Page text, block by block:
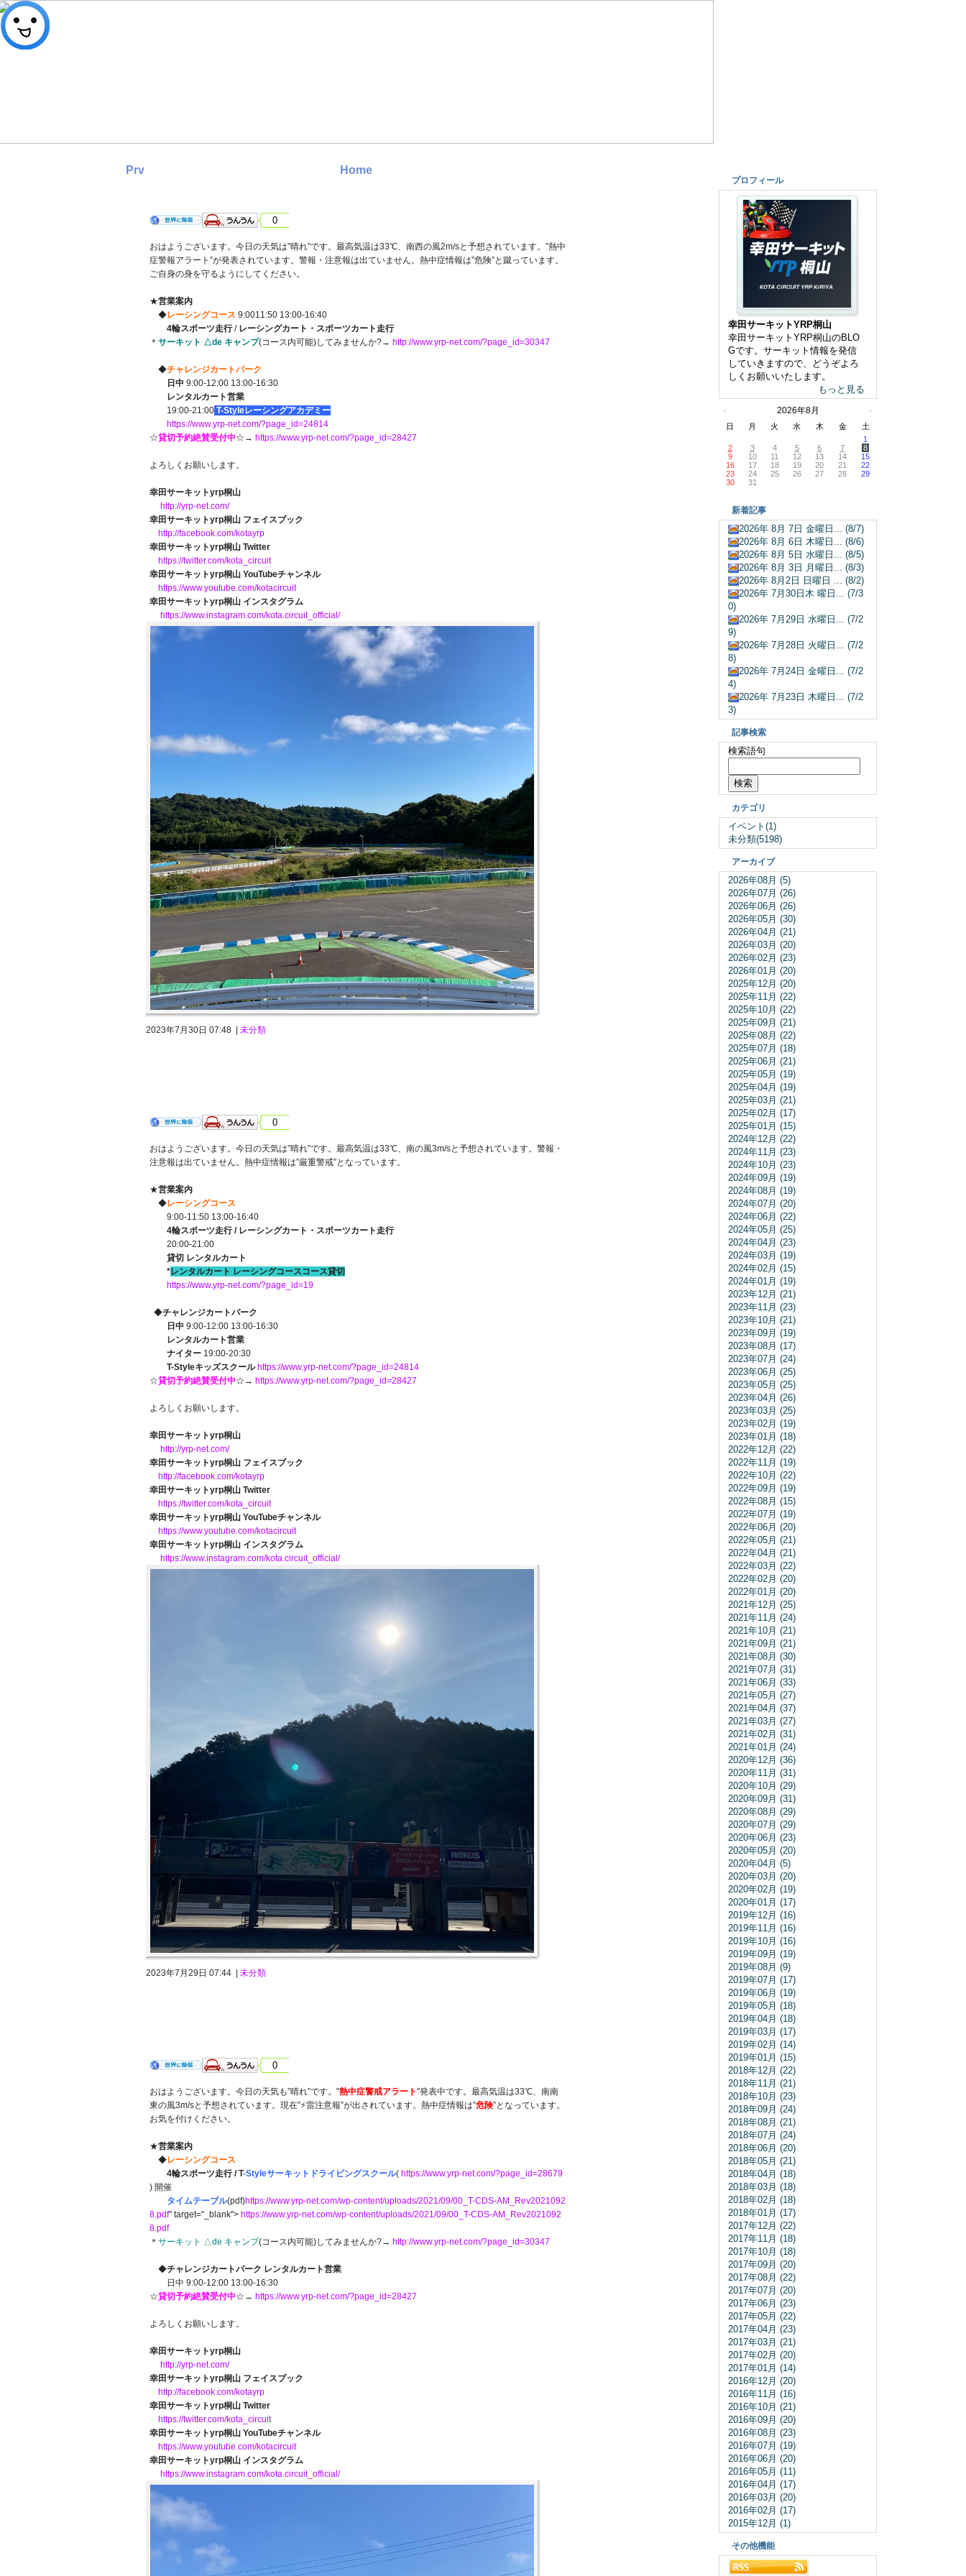
Prv Home
0
おはようございます。今日の天気は”晴れ”です。最高気温は33℃、南西の風2m/sと予想されています。”熱中
症警報アラート”が発表されています。警報・注意報は出ていません。熱中症情報は”危険”と蹴っています。
ご自身の身を守るようにしてください。
★営業案内
◆レーシングコース 9:0011:50 13:00-16:40
4輪スポーツ走行/ レーシングカート・スポーツカート走行
＊ サーキット △de キャンプ(コース内可能)してみませんか?→ http://www.yrp-net.com/?page_id=30347
◆チャレンジカートパーク
日中 9:00-12:00 13:00-16:30
レンタルカート営業
19:00-21:00 T-Styleレーシングアカデミー
https://www.yrp-net.com/?page_id=24814
☆貸切予約絶賛受付中☆→ https://www.yrp-net.com/?page_id=28427
よろしくお願いします。
幸田サーキットyrp桐山
http://yrp-net.com/
幸田サーキットyrp桐山 フェイスブック
http://facebook.com/kotayrp
幸田サーキットyrp桐山 Twitter
https://twitter.com/kota_circuit
幸田サーキットyrp桐山 YouTubeチャンネル
https://www.youtube.com/kotacircuit
幸田サーキットyrp桐山 インスタグラム
https://www.instagram.com/kota.circuit_official/
2023年7月30日 07:48 | 未分類
0
おはようございます。今日の天気は”晴れ”です。最高気温は33℃、南の風3m/sと予想されています。警報・
注意報は出ていません。熱中症情報は”厳重警戒”となっています。
★営業案内
◆レーシングコース
9:00-11:50 13:00-16:40
4輪スポーツ走行 / レーシングカート・スポーツカート走行
20:00-21:00
貸切 レンタルカート
*レンタルカート レーシングコースコース貸切
https://www.yrp-net.com/?page_id=19
◆チャレンジカートパーク
日中 9:00-12:00 13:00-16:30
レンタルカート営業
ナイター 19:00-20:30
T-Styleキッズスクール https://www.yrp-net.com/?page_id=24814
☆貸切予約絶賛受付中☆→ https://www.yrp-net.com/?page_id=28427
よろしくお願いします。
幸田サーキットyrp桐山
http://yrp-net.com/
幸田サーキットyrp桐山 フェイスブック
http://facebook.com/kotayrp
幸田サーキットyrp桐山 Twitter
https://twitter.com/kota_circuit
幸田サーキットyrp桐山 YouTubeチャンネル
https://www.youtube.com/kotacircuit
幸田サーキットyrp桐山 インスタグラム
https://www.instagram.com/kota.circuit_official/
2023年7月29日 07:44 | 未分類
0
おはようございます。今日の天気も”晴れ”です。"熱中症警戒アラート"発表中です。最高気温は33℃、南南
東の風3m/sと予想されています。現在”⚡雷注意報”が出されています。熱中症情報は”危険”となっています。
お気を付けください。
★営業案内
◆レーシングコース
4輪スポーツ走行 / T-Styleサーキットドライビングスクール( https://www.yrp-net.com/?page_id=28679
) 開催
タイムテーブル(pdf)https://www.yrp-net.com/wp-content/uploads/2021/09/00_T-CDS-AM_Rev2021092
8.pdf" target="_blank"> https://www.yrp-net.com/wp-content/uploads/2021/09/00_T-CDS-AM_Rev2021092
8.pdf
＊ サーキット △de キャンプ(コース内可能)してみませんか?→ http://www.yrp-net.com/?page_id=30347
◆チャレンジカートパーク レンタルカート営業
日中 9:00-12:00 13:00-16:30
☆貸切予約絶賛受付中☆→ https://www.yrp-net.com/?page_id=28427
よろしくお願いします。
幸田サーキットyrp桐山
http://yrp-net.com/
幸田サーキットyrp桐山 フェイスブック
http://facebook.com/kotayrp
幸田サーキットyrp桐山 Twitter
https://twitter.com/kota_circuit
幸田サーキットyrp桐山 YouTubeチャンネル
https://www.youtube.com/kotacircuit
幸田サーキットyrp桐山 インスタグラム
https://www.instagram.com/kota.circuit_official/
プロフィール
幸田サーキットYRP桐山
幸田サーキットYRP桐山のBLO
Gです。サーキット情報を発信
していきますので、どうぞよろ
しくお願いいたします。
もっと見る
＜ 2026年8月
＞
日
月 火 水 木 金
土
1
2
3 4 5 6 7
8
9
10 11 12 13 14
15
16
17 18 19 20 21
22
23
24 25 26 27 28
29
30
31
新着記事
2026年 8月 7日 金曜日... (8/7)
2026年 8月 6日 木曜日... (8/6)
2026年 8月 5日 水曜日... (8/5)
2026年 8月 3日 月曜日... (8/3)
2026年 8月2日 日曜日 ... (8/2)
2026年 7月30日木 曜日... (7/3
0)
2026年 7月29日 水曜日... (7/2
9)
2026年 7月28日 火曜日... (7/2
8)
2026年 7月24日 金曜日... (7/2
4)
2026年 7月23日 木曜日... (7/2
3)
記事検索
検索語句
カテゴリ
イベント(1)
未分類(5198)
アーカイブ
2026年08月 (5)
2026年07月 (26)
2026年06月 (26)
2026年05月 (30)
2026年04月 (21)
2026年03月 (20)
2026年02月 (23)
2026年01月 (20)
2025年12月 (20)
2025年11月 (22)
2025年10月 (22)
2025年09月 (21)
2025年08月 (22)
2025年07月 (18)
2025年06月 (21)
2025年05月 (19)
2025年04月 (19)
2025年03月 (21)
2025年02月 (17)
2025年01月 (15)
2024年12月 (22)
2024年11月 (23)
2024年10月 (23)
2024年09月 (19)
2024年08月 (19)
2024年07月 (20)
2024年06月 (22)
2024年05月 (25)
2024年04月 (23)
2024年03月 (19)
2024年02月 (15)
2024年01月 (19)
2023年12月 (21)
2023年11月 (23)
2023年10月 (21)
2023年09月 (19)
2023年08月 (17)
2023年07月 (24)
2023年06月 (25)
2023年05月 (25)
2023年04月 (26)
2023年03月 (25)
2023年02月 (19)
2023年01月 (18)
2022年12月 (22)
2022年11月 (19)
2022年10月 (22)
2022年09月 (19)
2022年08月 (15)
2022年07月 (19)
2022年06月 (20)
2022年05月 (21)
2022年04月 (21)
2022年03月 (22)
2022年02月 (20)
2022年01月 (20)
2021年12月 (25)
2021年11月 (24)
2021年10月 (21)
2021年09月 (21)
2021年08月 (30)
2021年07月 (31)
2021年06月 (33)
2021年05月 (27)
2021年04月 (37)
2021年03月 (27)
2021年02月 (31)
2021年01月 (24)
2020年12月 (36)
2020年11月 (31)
2020年10月 (29)
2020年09月 (31)
2020年08月 (29)
2020年07月 (29)
2020年06月 (23)
2020年05月 (20)
2020年04月 (5)
2020年03月 (20)
2020年02月 (19)
2020年01月 (17)
2019年12月 (16)
2019年11月 (16)
2019年10月 (16)
2019年09月 (19)
2019年08月 (9)
2019年07月 (17)
2019年06月 (19)
2019年05月 (18)
2019年04月 (18)
2019年03月 (17)
2019年02月 (14)
2019年01月 (15)
2018年12月 (22)
2018年11月 (21)
2018年10月 (23)
2018年09月 (24)
2018年08月 (21)
2018年07月 (24)
2018年06月 (20)
2018年05月 (21)
2018年04月 (18)
2018年03月 (18)
2018年02月 (18)
2018年01月 (17)
2017年12月 (22)
2017年11月 (18)
2017年10月 (18)
2017年09月 (20)
2017年08月 (22)
2017年07月 (20)
2017年06月 (23)
2017年05月 (22)
2017年04月 (23)
2017年03月 (21)
2017年02月 (20)
2017年01月 (14)
2016年12月 (20)
2016年11月 (16)
2016年10月 (21)
2016年09月 (20)
2016年08月 (23)
2016年07月 (19)
2016年06月 (20)
2016年05月 (11)
2016年04月 (17)
2016年03月 (20)
2016年02月 (17)
2015年12月 (1)
その他機能